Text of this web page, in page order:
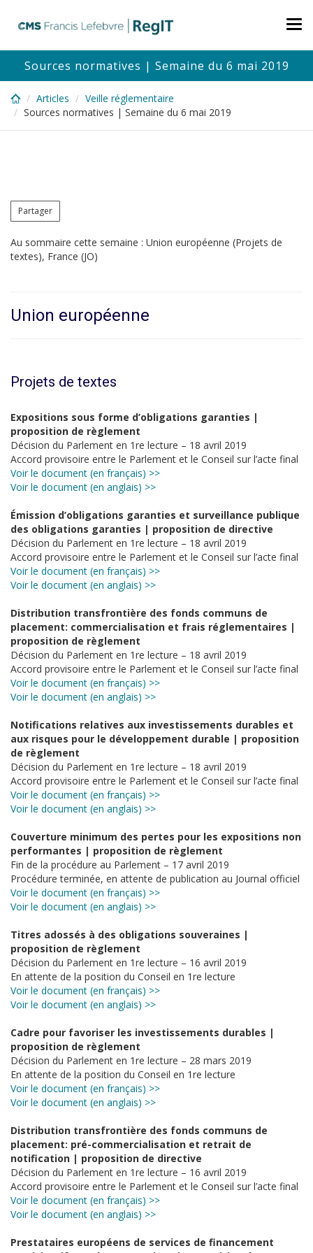
content
Sources normatives | Semaine du 6 mai 2019
Articles
Veille réglementaire
Sources normatives | Semaine du 6 mai 2019
Partager
Au sommaire cette semaine : Union européenne (Projets de
textes), France (JO)
Union européenne
Projets de textes
Expositions sous forme d’obligations garanties |
proposition de règlement
Décision du Parlement en 1re lecture – 18 avril 2019
Accord provisoire entre le Parlement et le Conseil sur l’acte final
Voir le document (en français) >>
Voir le document (en anglais) >>
Émission d’obligations garanties et surveillance publique
des obligations garanties | proposition de directive
Décision du Parlement en 1re lecture – 18 avril 2019
Accord provisoire entre le Parlement et le Conseil sur l’acte final
Voir le document (en français) >>
Voir le document (en anglais) >>
Distribution transfrontière des fonds communs de
placement: commercialisation et frais réglementaires |
proposition de règlement
Décision du Parlement en 1re lecture – 18 avril 2019
Accord provisoire entre le Parlement et le Conseil sur l’acte final
Voir le document (en français) >>
Voir le document (en anglais) >>
Notifications relatives aux investissements durables et
aux risques pour le développement durable | proposition
de règlement
Décision du Parlement en 1re lecture – 18 avril 2019
Accord provisoire entre le Parlement et le Conseil sur l’acte final
Voir le document (en français) >>
Voir le document (en anglais) >>
Couverture minimum des pertes pour les expositions non
performantes | proposition de règlement
Fin de la procédure au Parlement – 17 avril 2019
Procédure terminée, en attente de publication au Journal officiel
Voir le document (en français) >>
Voir le document (en anglais) >>
Titres adossés à des obligations souveraines |
proposition de règlement
Décision du Parlement en 1re lecture – 16 avril 2019
En attente de la position du Conseil en 1re lecture
Voir le document (en français) >>
Voir le document (en anglais) >>
Cadre pour favoriser les investissements durables |
proposition de règlement
Décision du Parlement en 1re lecture – 28 mars 2019
En attente de la position du Conseil en 1re lecture
Voir le document (en français) >>
Voir le document (en anglais) >>
Distribution transfrontière des fonds communs de
placement: pré-commercialisation et retrait de
notification | proposition de directive
Décision du Parlement en 1re lecture – 16 avril 2019
Accord provisoire entre le Parlement et le Conseil sur l’acte final
Voir le document (en français) >>
Voir le document (en anglais) >>
Prestataires européens de services de financement